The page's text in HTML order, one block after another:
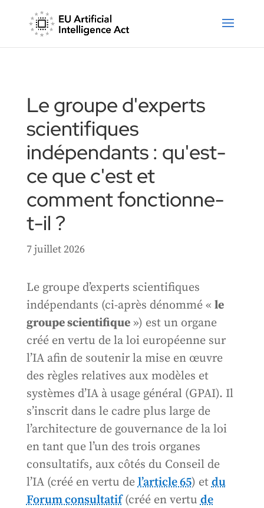
Le groupe d'experts
scientifiques
indépendants : qu'est-
ce que c'est et
comment fonctionne-
t-il ?
7 juillet 2026
Le groupe d’experts scientifiques
indépendants (ci-après dénommé « le
groupe scientifique») est un organe
créé en vertu de la loi européenne sur
l’IA afin de soutenir la mise en œuvre
des règles relatives aux modèles et
systèmes d’IA à usage général (GPAI). Il
s’inscrit dans le cadre plus large de
l’architecture de gouvernance de la loi
en tant que l’un des trois organes
consultatifs, aux côtés du Conseil de
l’IA (créé en vertu del’article 65) etdu
Forum consultatif(créé en vertude